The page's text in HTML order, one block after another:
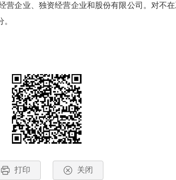
企业、独资经营企业和股份有限公司。对不
打印 关闭